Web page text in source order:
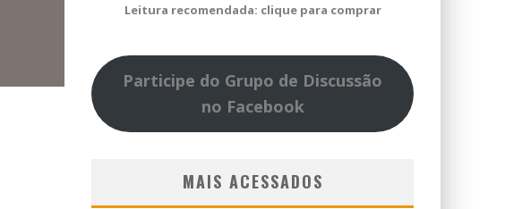
Leitura recomendada: clique para comprar
Participe do Grupo de Discussão
no Facebook
MAIS ACESSADOS